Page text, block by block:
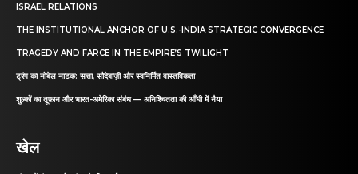
ISRAEL RELATIONS
THE INSTITUTIONAL ANCHOR OF U.S.-INDIA STRATEGIC CONVERGENCE
TRAGEDY AND FARCE IN THE EMPIRE’S TWILIGHT
ट्रंप का नोबेल नाटक: सत्ता, सौदेबाज़ी और स्वनिर्मित वास्तविकता
शुल्कों का तूफ़ान और भारत-अमेरिका संबंध — अनिश्चितता की आँधी में नैया
खेल